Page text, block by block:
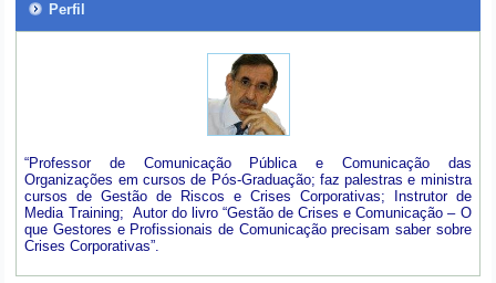
Perfil
“Professor de Comunicação Pública e Comunicação das
Organizações em cursos de Pós-Graduação; faz palestras e ministra
cursos de Gestão de Riscos e Crises Corporativas; Instrutor de
Media Training; Autor do livro “Gestão de Crises e Comunicação – O
que Gestores e Profissionais de Comunicação precisam saber sobre
Crises Corporativas”.